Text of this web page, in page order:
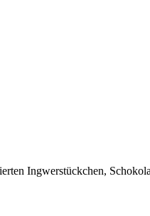
Ingwerstückchen,